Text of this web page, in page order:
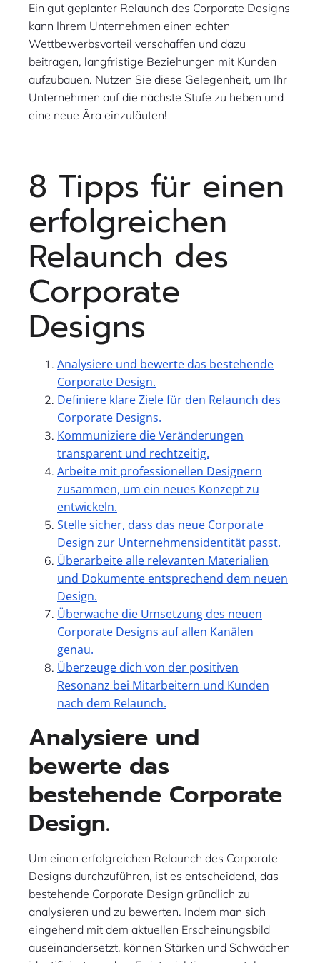
Ein gut geplanter Relaunch des Corporate Designs
kann Ihrem Unternehmen einen echten
Wettbewerbsvorteil verschaffen und dazu
beitragen, langfristige Beziehungen mit Kunden
aufzubauen. Nutzen Sie diese Gelegenheit, um Ihr
Unternehmen auf die nächste Stufe zu heben und
eine neue Ära einzuläuten!
8 Tipps für einen
erfolgreichen
Relaunch des
Corporate
Designs
Analysiere und bewerte das bestehende
Corporate Design.
Definiere klare Ziele für den Relaunch des
Corporate Designs.
Kommuniziere die Veränderungen
transparent und rechtzeitig.
Arbeite mit professionellen Designern
zusammen, um ein neues Konzept zu
entwickeln.
Stelle sicher, dass das neue Corporate
Design zur Unternehmensidentität passt.
Überarbeite alle relevanten Materialien
und Dokumente entsprechend dem neuen
Design.
Überwache die Umsetzung des neuen
Corporate Designs auf allen Kanälen
genau.
Überzeuge dich von der positiven
Resonanz bei Mitarbeitern und Kunden
nach dem Relaunch.
Analysiere und
bewerte das
bestehende Corporate
Design.
Um einen erfolgreichen Relaunch des Corporate
Designs durchzuführen, ist es entscheidend, das
bestehende Corporate Design gründlich zu
analysieren und zu bewerten. Indem man sich
eingehend mit dem aktuellen Erscheinungsbild
auseinandersetzt, können Stärken und Schwächen